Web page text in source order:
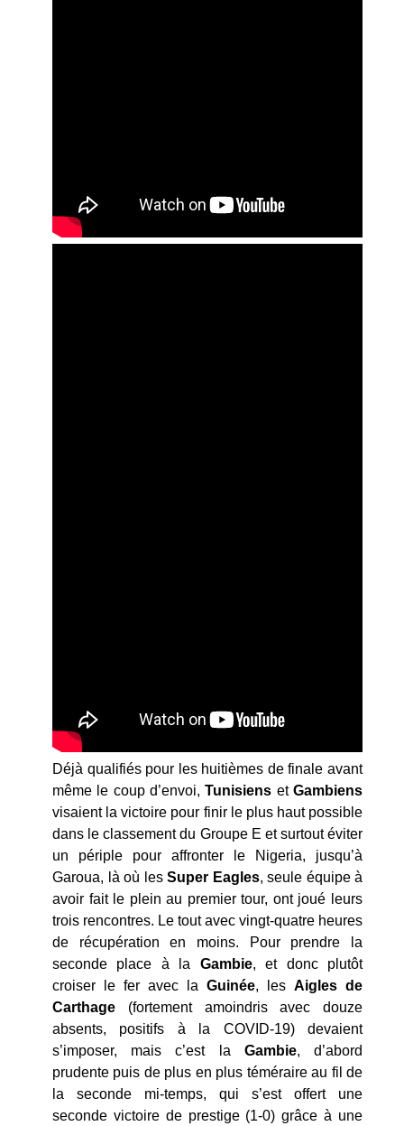
Déjà qualifiés pour les huitièmes de finale avant
même le coup d’envoi,Tunisiens etGambiens
visaient la victoire pour finir le plus haut possible
dans le classement du Groupe E et surtout éviter
un périple pour affronter le Nigeria, jusqu’à
Garoua, là où les Super Eagles, seule équipe à
avoir fait le plein au premier tour, ont joué leurs
trois rencontres. Le tout avec vingt-quatre heures
de récupération en moins. Pour prendre la
seconde place à la Gambie, et donc plutôt
croiser le fer avec la Guinée, les Aigles de
Carthage (fortement amoindris avec douze
absents, positifs à la COVID-19) devaient
s’imposer, mais c’est la Gambie, d’abord
prudente puis de plus en plus téméraire au fil de
la seconde mi-temps, qui s’est offert une
seconde victoire de prestige (1-0) grâce à une